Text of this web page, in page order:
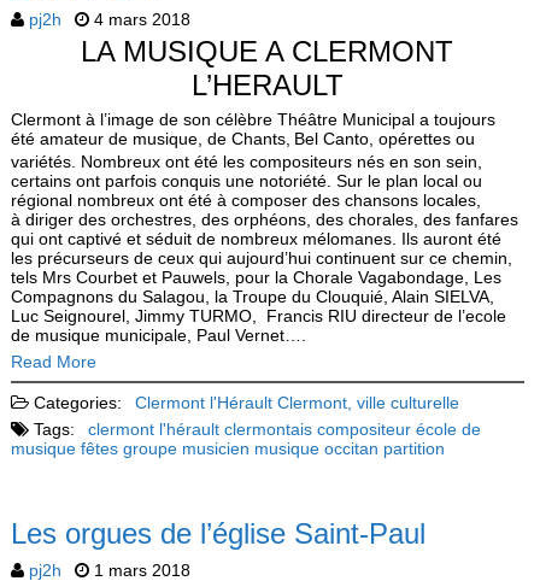
pj2h 4 mars 2018
LA MUSIQUE A CLERMONT
L’HERAULT
Clermont à l’image de son célèbre Théâtre Municipal a toujours
été amateur de musique, de Chants, Bel Canto, opérettes ou
variétés. Nombreux ont été les compositeurs nés en son sein,
certains ont parfois conquis une notoriété. Sur le plan local ou
régional nombreux ont été à composer des chansons locales,
à diriger des orchestres, des orphéons, des chorales, des fanfares
qui ont captivé et séduit de nombreux mélomanes. Ils auront été
les précurseurs de ceux qui aujourd’hui continuent sur ce chemin,
tels Mrs Courbet et Pauwels, pour la Chorale Vagabondage, Les
Compagnons du Salagou, la Troupe du Clouquié, Alain SIELVA,
Luc Seignourel, Jimmy TURMO, Francis RIU directeur de l’ecole
de musique municipale, Paul Vernet….
Read More
Categories: Clermont l'Hérault Clermont, ville culturelle
Tags:
clermont l'hérault clermontais compositeur école de
musique fêtes groupe musicien musique occitan partition
Les orgues de l’église Saint-Paul
pj2h 1 mars 2018